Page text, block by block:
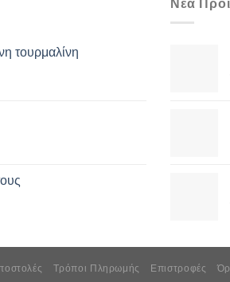
τουρμαλίνη
Νέα
Τρόποι Πληρωμής Επιστροφές